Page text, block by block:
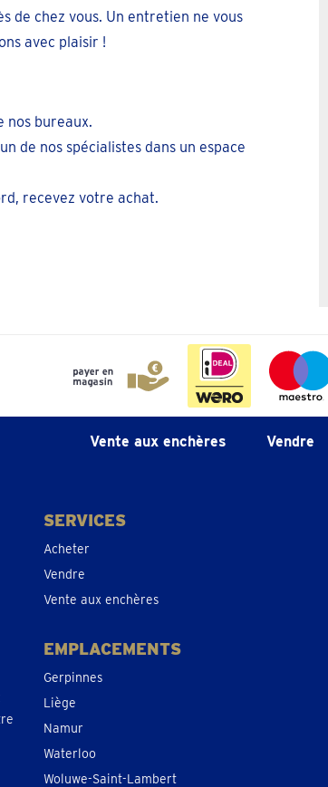
de chez vous. Un entretien ne vous
avec plaisir !
nos bureaux.
de nos spécialistes dans un espace
recevez votre achat.
Vente aux enchères Vendre
SERVICES
Acheter
Vendre
Vente aux enchères
EMPLACEMENTS
Gerpinnes
Liège
Namur
Waterloo
Woluwe-Saint-Lambert